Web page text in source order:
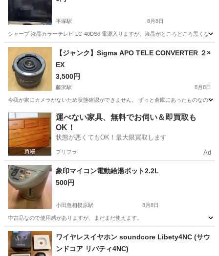
平塚駅 8月8日
シャープ 液晶カラーテレビ LC-40DS6 電源入りますが、液晶がところどころ黒くな
神奈川 平塚市 平塚駅
【ジャンク】Sigma APO TELE CONVERTER ２×
EX
3,500円
藤沢駅 8月8日
今我が家にカメラがないため状態確認ができません。 ずっと倉庫にあったものなの
神奈川 藤沢市 藤沢駅 カメラ
運べない家具、無料でお伺い＆即買取も
OK！
状態が悪くてもOK！最大限買取します
プリフラ Ad
象印マイコン電動給湯ボット2.2L
500円
小田急相模原駅 8月8日
中古品なので使用感がありますが、まだまだ使えます。
神奈川 相模原市 小田急相模原駅
ワイヤレスイヤホン soundcore Libety4NC (サウ
ンドコア リバティ4NC)